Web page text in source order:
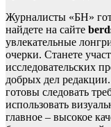
Журналисты «БН»
найдете на сайте
увлекательные
очерки. Станете
исследовательских
добрых дел
готовы следовать
использовать
главное – высокое